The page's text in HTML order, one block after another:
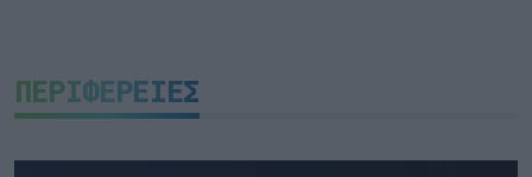
ΠΕΡΙΦΕΡΕΙΕΣ